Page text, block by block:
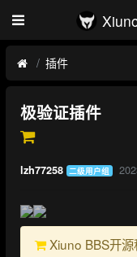
插件
极验证插件
lzh77258 二级用户组
Xiuno BBS开源